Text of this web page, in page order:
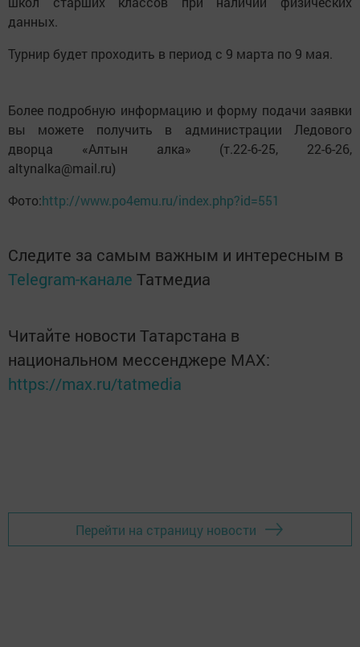
данных.
Турнир будет проходить в период с 9 марта по 9 мая.
Более подробную информацию и форму подачи заявки
вы можете получить в администрации Ледового
дворца «Алтын алка» (т.22-6-25, 22-6-26,
altynalka@mail.ru)
Фото:http://www.po4emu.ru/index.php?id=551
Следите за самым важным и интересным в
Telegram-канале Татмедиа
Читайте новости Татарстана в
национальном мессенджере MАХ:
https://max.ru/tatmedia
Перейти на страницу новости